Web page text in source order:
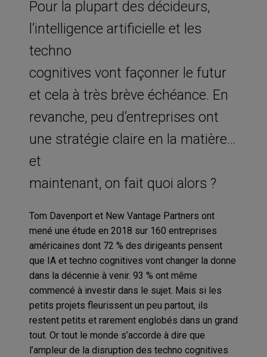
Pour la plupart des décideurs,
l’intelligence artificielle et les
techno
cognitives vont façonner le futur
et cela à très brève échéance. En
revanche, peu d’entreprises ont
une stratégie claire en la matière…
et
maintenant, on fait quoi alors ?
Tom Davenport et New Vantage Partners ont
mené une étude en 2018 sur 160 entreprises
américaines dont 72 % des dirigeants pensent
que IA et techno cognitives vont changer la donne
dans la décennie à venir. 93 % ont même
commencé à investir dans le sujet. Mais si les
petits projets fleurissent un peu partout, ils
restent petits et rarement englobés dans un grand
tout. Or tout le monde s’accorde à dire que
l’ampleur de la disruption des techno cognitives